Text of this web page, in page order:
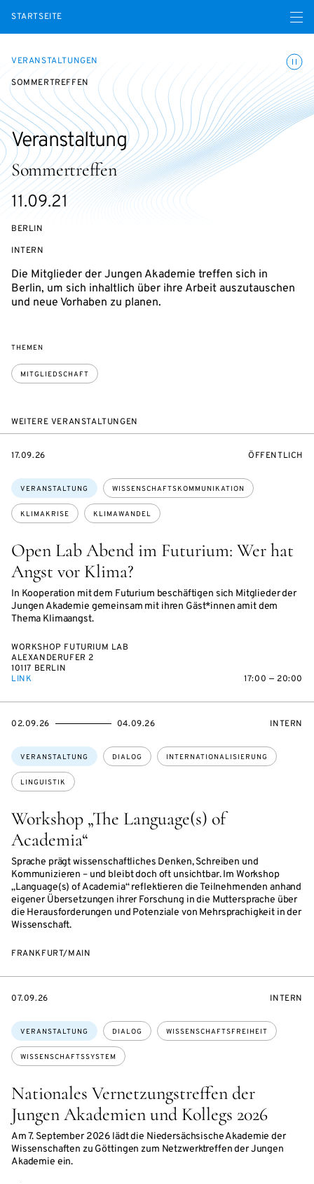
STARTSEITE Menü
VERANSTALTUNGEN
SOMMERTREFFEN
Sommertreffen
Veranstaltung
eventBeginsOn
11.09.21
BERLIN
VERANSTALTUNGSZUGANG:
INTERN
Die Mitglieder der Jungen Akademie treffen sich in
Berlin, um sich inhaltlich über ihre Arbeit auszutauschen
und neue Vorhaben zu planen.
THEMEN
MITGLIEDSCHAFT
WEITERE VERANSTALTUNGEN
Open Lab Abend im Futurium: Wer hat
Angst vor Klima?
In Kooperation mit dem Futurium beschäftigen sich Mitglieder der
Jungen Akademie gemeinsam mit ihren Gäst*innen amit dem
Thema Klimaangst.
Themen:
VERANSTALTUNG WISSENSCHAFTSKOMMUNIKATION
KLIMAKRISE KLIMAWANDEL
EVENTBEGINSON
17.09.26 ÖFFENTLICH
WORKSHOP FUTURIUM LAB
ALEXANDERUFER 2
10117 BERLIN
LINK
17:00 — 20:00
Workshop „The Language(s) of
Academia“
Sprache prägt wissenschaftliches Denken, Schreiben und
Kommunizieren – und bleibt doch oft unsichtbar. Im Workshop
„Language(s) of Academia“ reflektieren die Teilnehmenden anhand
eigener Übersetzungen ihrer Forschung in die Muttersprache über
die Herausforderungen und Potenziale von Mehrsprachigkeit in der
Wissenschaft.
Themen:
VERANSTALTUNG DIALOG INTERNATIONALISIERUNG
LINGUISTIK
EVENTBEGINSON
02.09.26
EVENTENDSON 04.09.26 INTERN
FRANKFURT/MAIN
Nationales Vernetzungstreffen der
Jungen Akademien und Kollegs 2026
Am 7. September 2026 lädt die Niedersächsische Akademie der
Wissenschaften zu Göttingen zum Netzwerktreffen der Jungen
Akademie ein.
Themen:
VERANSTALTUNG DIALOG WISSENSCHAFTSFREIHEIT
WISSENSCHAFTSSYSTEM
EVENTBEGINSON
07.09.26 INTERN